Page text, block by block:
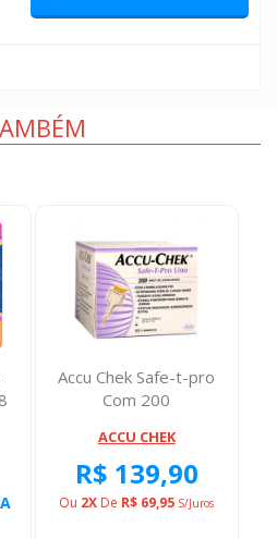
Accu Chek Safe-t-pro
Com 200
ACCU CHEK
R$ 139,90
Ou 2X De R$ 69,95 S/juros